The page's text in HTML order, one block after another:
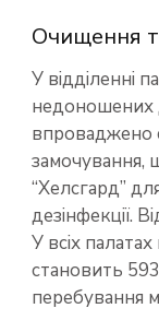
Очищення
У відділенні
недоношених
впроваджено
замочування,
“Хелсгард”
дезінфекції.
У всіх
становить
перебування